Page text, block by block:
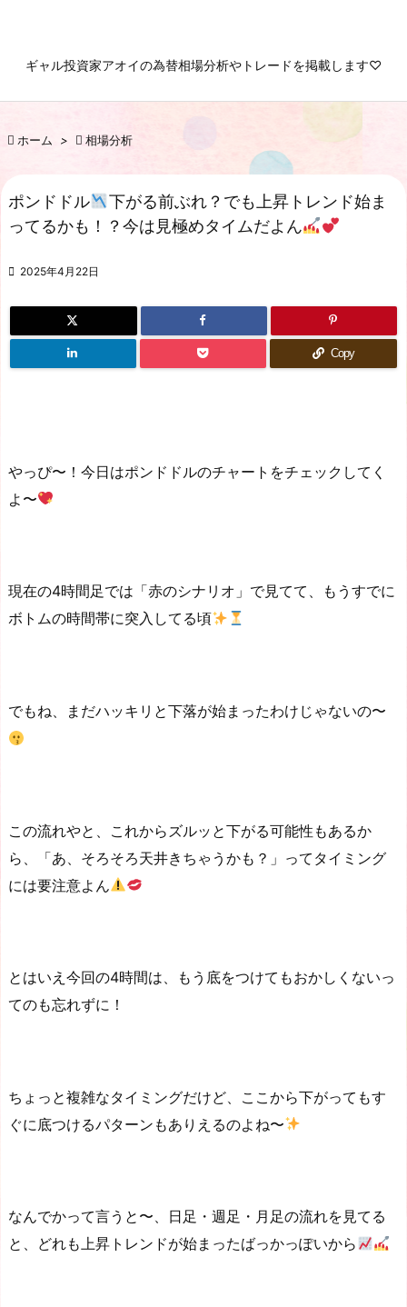
ギャル投資家アオイの為替相場分析やトレードを掲載します♡

次へ
 ホーム >  相場分析
ポンドドル
下がる前ぶれ？でも上昇トレンド始ま
ってるかも！？今は見極めタイムだよん
 2025年4月22日
Copy
やっぴ〜！今日はポンドドルのチャートをチェックしてく
よ〜
現在の4時間足では「赤のシナリオ」で見てて、もうすでに
ボトムの時間帯に突入してる頃
でもね、まだハッキリと下落が始まったわけじゃないの〜
この流れやと、これからズルッと下がる可能性もあるか
ら、「あ、そろそろ天井きちゃうかも？」ってタイミング
には要注意よん
とはいえ今回の4時間は、もう底をつけてもおかしくないっ
てのも忘れずに！
ちょっと複雑なタイミングだけど、ここから下がってもす
ぐに底つけるパターンもありえるのよね〜
なんでかって言うと〜、日足・週足・月足の流れを見てる
と、どれも上昇トレンドが始まったばっかっぽいから